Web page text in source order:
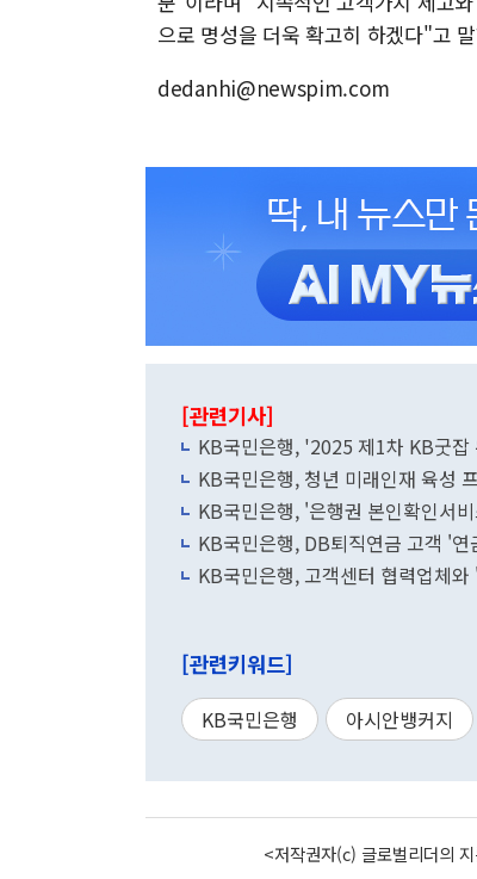
으로 명성을 더욱 확고히 하겠다"고
dedanhi@newspim.com
[관련기사]
KB국민은행, '2025 제1차 KB굿잡
KB국민은행, 청년 미래인재 육성
KB국민은행, DB퇴직연금 고객 '연
KB국민은행, 고객센터 협력업체
[관련키워드]
KB국민은행 아시안뱅커지
<저작권자(c) 글로벌리더의